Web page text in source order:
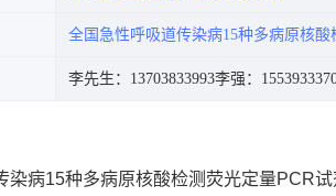
全国急性呼吸道传染病15种多病原核酸
李先生：13703833993李强：
染病15种多病原核酸检测荧光定量PCR